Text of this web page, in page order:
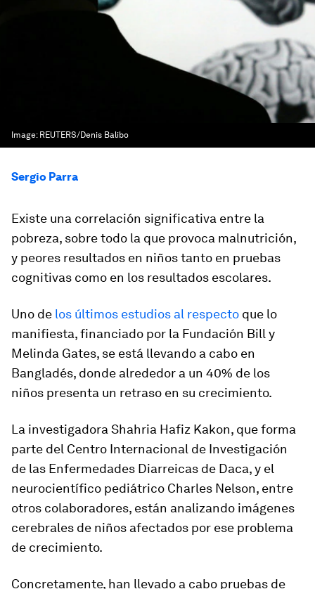
Image: REUTERS/Denis Balibo
Sergio Parra
Existe una correlación significativa entre la
pobreza, sobre todo la que provoca malnutrición,
y peores resultados en niños tanto en pruebas
cognitivas como en los resultados escolares.
Uno de los últimos estudios al respecto que lo
manifiesta, financiado por la Fundación Bill y
Melinda Gates, se está llevando a cabo en
Bangladés, donde alrededor a un 40% de los
niños presenta un retraso en su crecimiento.
La investigadora Shahria Hafiz Kakon, que forma
parte del Centro Internacional de Investigación
de las Enfermedades Diarreicas de Daca, y el
neurocientífico pediátrico Charles Nelson, entre
otros colaboradores, están analizando imágenes
cerebrales de niños afectados por ese problema
de crecimiento.
Concretamente, han llevado a cabo pruebas de